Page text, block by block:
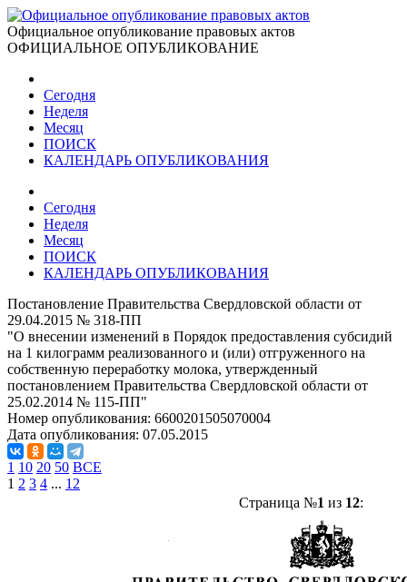
Официальное опубликование правовых актов
ОФИЦИАЛЬНОЕ ОПУБЛИКОВАНИЕ
Сегодня
Неделя
Месяц
ПОИСК
КАЛЕНДАРЬ ОПУБЛИКОВАНИЯ
Сегодня
Неделя
Месяц
ПОИСК
КАЛЕНДАРЬ ОПУБЛИКОВАНИЯ
Постановление Правительства Свердловской области от
29.04.2015 № 318-ПП
"О внесении изменений в Порядок предоставления субсидий
на 1 килограмм реализованного и (или) отгруженного на
собственную переработку молока, утвержденный
постановлением Правительства Свердловской области от
25.02.2014 № 115-ПП"
Номер опубликования: 6600201505070004
Дата опубликования: 07.05.2015
1 10 20 50 ВСЕ
1 2 3 4 ... 12
Страница №1 из 12: